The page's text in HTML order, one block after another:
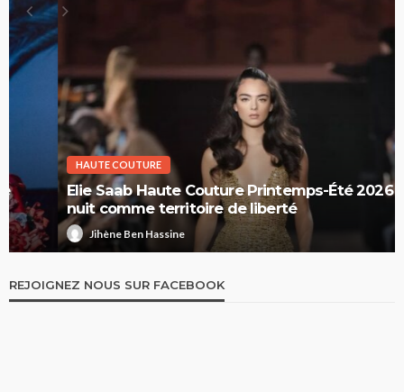
HAUTE COUTURE
Elie Saab Haute Couture Printemps-Été 2026 : la
nuit comme territoire de liberté
Jihène Ben Hassine
REJOIGNEZ NOUS SUR FACEBOOK